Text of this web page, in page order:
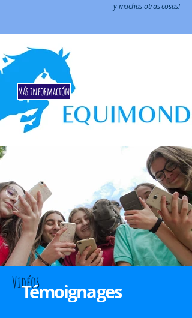
y muchas otras cosas!
Más información
Vidéos
Témoignages